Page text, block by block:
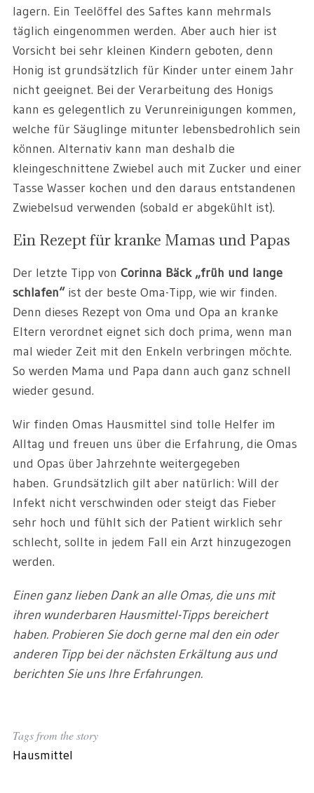
lagern. Ein Teelöffel des Saftes kann mehrmals
täglich eingenommen werden. Aber auch hier ist
Vorsicht bei sehr kleinen Kindern geboten, denn
Honig ist grundsätzlich für Kinder unter einem Jahr
nicht geeignet. Bei der Verarbeitung des Honigs
kann es gelegentlich zu Verunreinigungen kommen,
welche für Säuglinge mitunter lebensbedrohlich sein
können. Alternativ kann man deshalb die
kleingeschnittene Zwiebel auch mit Zucker und einer
Tasse Wasser kochen und den daraus entstandenen
Zwiebelsud verwenden (sobald er abgekühlt ist).
Ein Rezept für kranke Mamas und Papas
Der letzte Tipp von Corinna Bäck „früh und lange
schlafen“ist der beste Oma-Tipp, wie wir finden.
Denn dieses Rezept von Oma und Opa an kranke
Eltern verordnet eignet sich doch prima, wenn man
mal wieder Zeit mit den Enkeln verbringen möchte.
So werden Mama und Papa dann auch ganz schnell
wieder gesund.
Wir finden Omas Hausmittel sind tolle Helfer im
Alltag und freuen uns über die Erfahrung, die Omas
und Opas über Jahrzehnte weitergegeben
haben. Grundsätzlich gilt aber natürlich: Will der
Infekt nicht verschwinden oder steigt das Fieber
sehr hoch und fühlt sich der Patient wirklich sehr
schlecht, sollte in jedem Fall ein Arzt hinzugezogen
werden.
Einen ganz lieben Dank an alle Omas, die uns mit
ihren wunderbaren Hausmittel-Tipps bereichert
haben. Probieren Sie doch gerne mal den ein oder
anderen Tipp bei der nächsten Erkältung aus und
berichten Sie uns Ihre Erfahrungen.
Tags from the story
Hausmittel